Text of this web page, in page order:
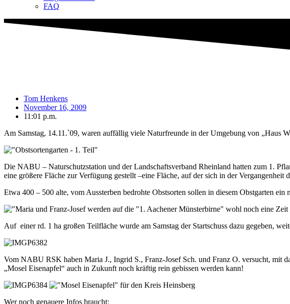
FAQ
Tom Henkens
November 16, 2009
11:01 p.m.
Am Samstag, 14.11.`09, waren auffällig viele Naturfreunde in der Umgebung von „Haus
Die NABU – Naturschutzstation und der Landschaftsverband Rheinland hatten zum 1.
eine größere Fläche zur Verfügung gestellt –eine Fläche, auf der sich in der Vergangenheit
Etwa 400 – 500 alte, vom Aussterben bedrohte Obstsorten sollen in diesem Obstgarten
Auf einer rd. 1 ha großen Teilfläche wurde am Samstag der Startschuss dazu gegeben,
Vom NABU RSK haben Maria J., Ingrid S., Franz-Josef Sch. und Franz O. versucht, mit
„Mosel Eisenapfel“ auch in Zukunft noch kräftig rein gebissen werden kann!
Wer noch genauere Infos braucht: